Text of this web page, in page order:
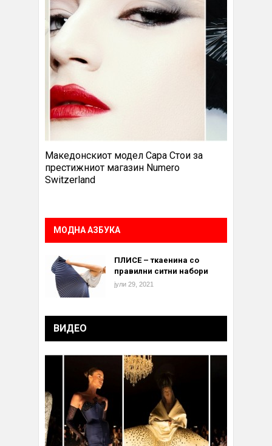
Македонскиот модел Сара Стои за
престижниот магазин Numero
Switzerland
МОДНА АЗБУКА
ПЛИСЕ – ткаенина со
правилни ситни набори
јули 29, 2021
ВИДЕО